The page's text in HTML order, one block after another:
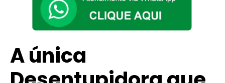
A única